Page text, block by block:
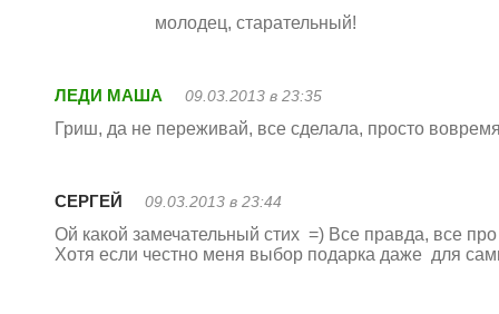
молодец, старательный!
ЛЕДИ МАША 09.03.2013 в 23:35
Гриш, да не переживай, все сделала, просто
СЕРГЕЙ 09.03.2013 в 23:44
Ой какой замечательный стих =) Все правда, все
Хотя если честно меня выбор подарка даже для